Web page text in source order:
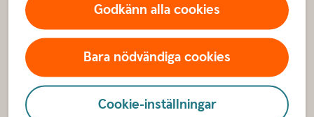
Godkänn alla cookies
Bara nödvändiga cookies
Cookie-inställningar
Sidfot
Hitta snabbt
Kundservice
Spärrhjälp
Hitta bankkontor